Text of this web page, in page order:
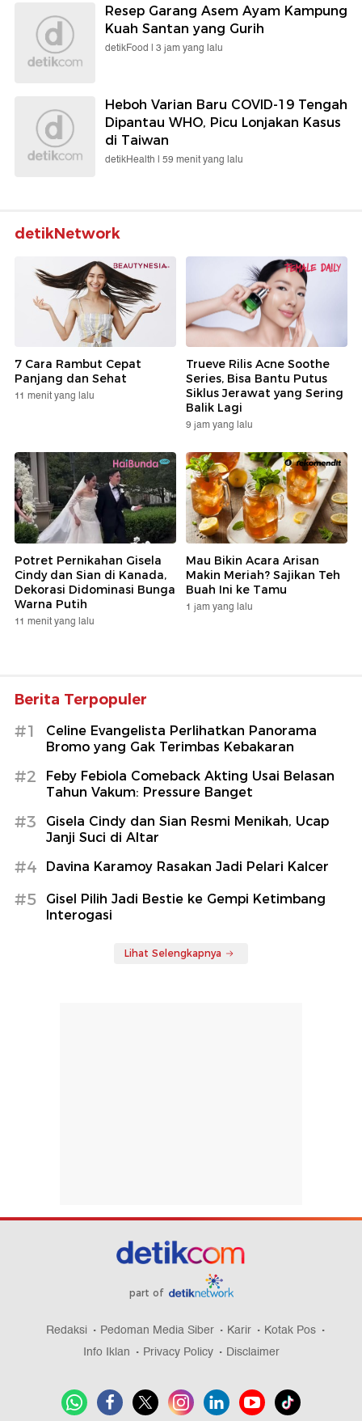
Resep Garang Asem Ayam Kampung
Kuah Santan yang Gurih
detikFood | 3 jam yang lalu
Heboh Varian Baru COVID-19 Tengah
Dipantau WHO, Picu Lonjakan Kasus
di Taiwan
detikHealth | 59 menit yang lalu
detikNetwork
7 Cara Rambut Cepat
Panjang dan Sehat
11 menit yang lalu
Trueve Rilis Acne Soothe
Series, Bisa Bantu Putus
Siklus Jerawat yang Sering
Balik Lagi
9 jam yang lalu
Potret Pernikahan Gisela
Cindy dan Sian di Kanada,
Dekorasi Didominasi Bunga
Warna Putih
11 menit yang lalu
Mau Bikin Acara Arisan
Makin Meriah? Sajikan Teh
Buah Ini ke Tamu
1 jam yang lalu
Berita Terpopuler
#1
Celine Evangelista Perlihatkan Panorama
Bromo yang Gak Terimbas Kebakaran
#2
Feby Febiola Comeback Akting Usai Belasan
Tahun Vakum: Pressure Banget
#3
Gisela Cindy dan Sian Resmi Menikah, Ucap
Janji Suci di Altar
#4 Davina Karamoy Rasakan Jadi Pelari Kalcer
#5
Gisel Pilih Jadi Bestie ke Gempi Ketimbang
Interogasi
Lihat Selengkapnya
part of
Redaksi Pedoman Media Siber Karir
Kotak Pos
Info Iklan
Privacy Policy Disclaimer